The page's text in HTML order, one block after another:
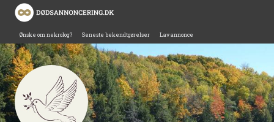
Ønske om nekrolog? Seneste bekendtgørelser Lav annonce